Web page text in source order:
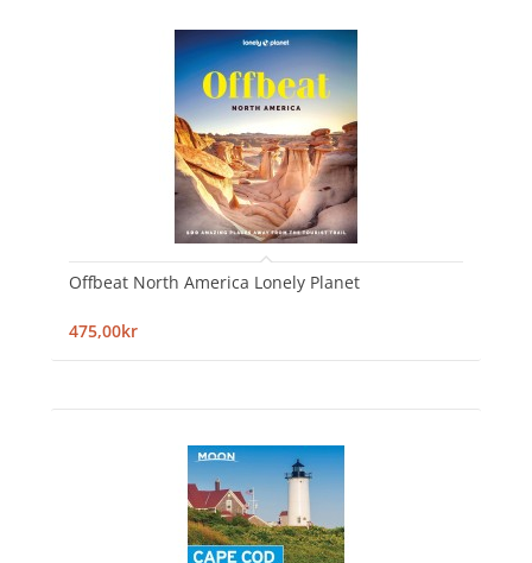
Offbeat North America Lonely Planet
475,00kr